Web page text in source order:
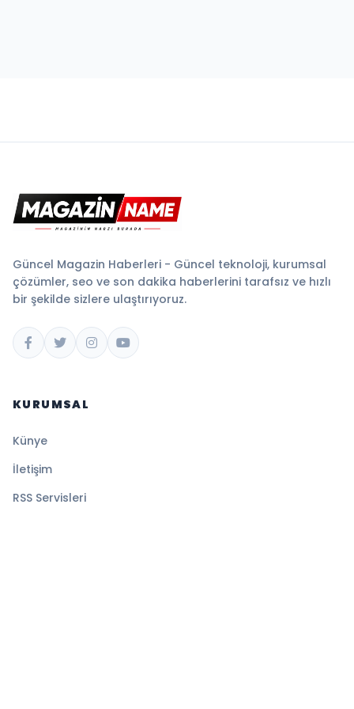
Güncel Magazin Haberleri - Güncel teknoloji, kurumsal
çözümler, seo ve son dakika haberlerini tarafsız ve hızlı
bir şekilde sizlere ulaştırıyoruz.
KURUMSAL
Künye
İletişim
RSS Servisleri